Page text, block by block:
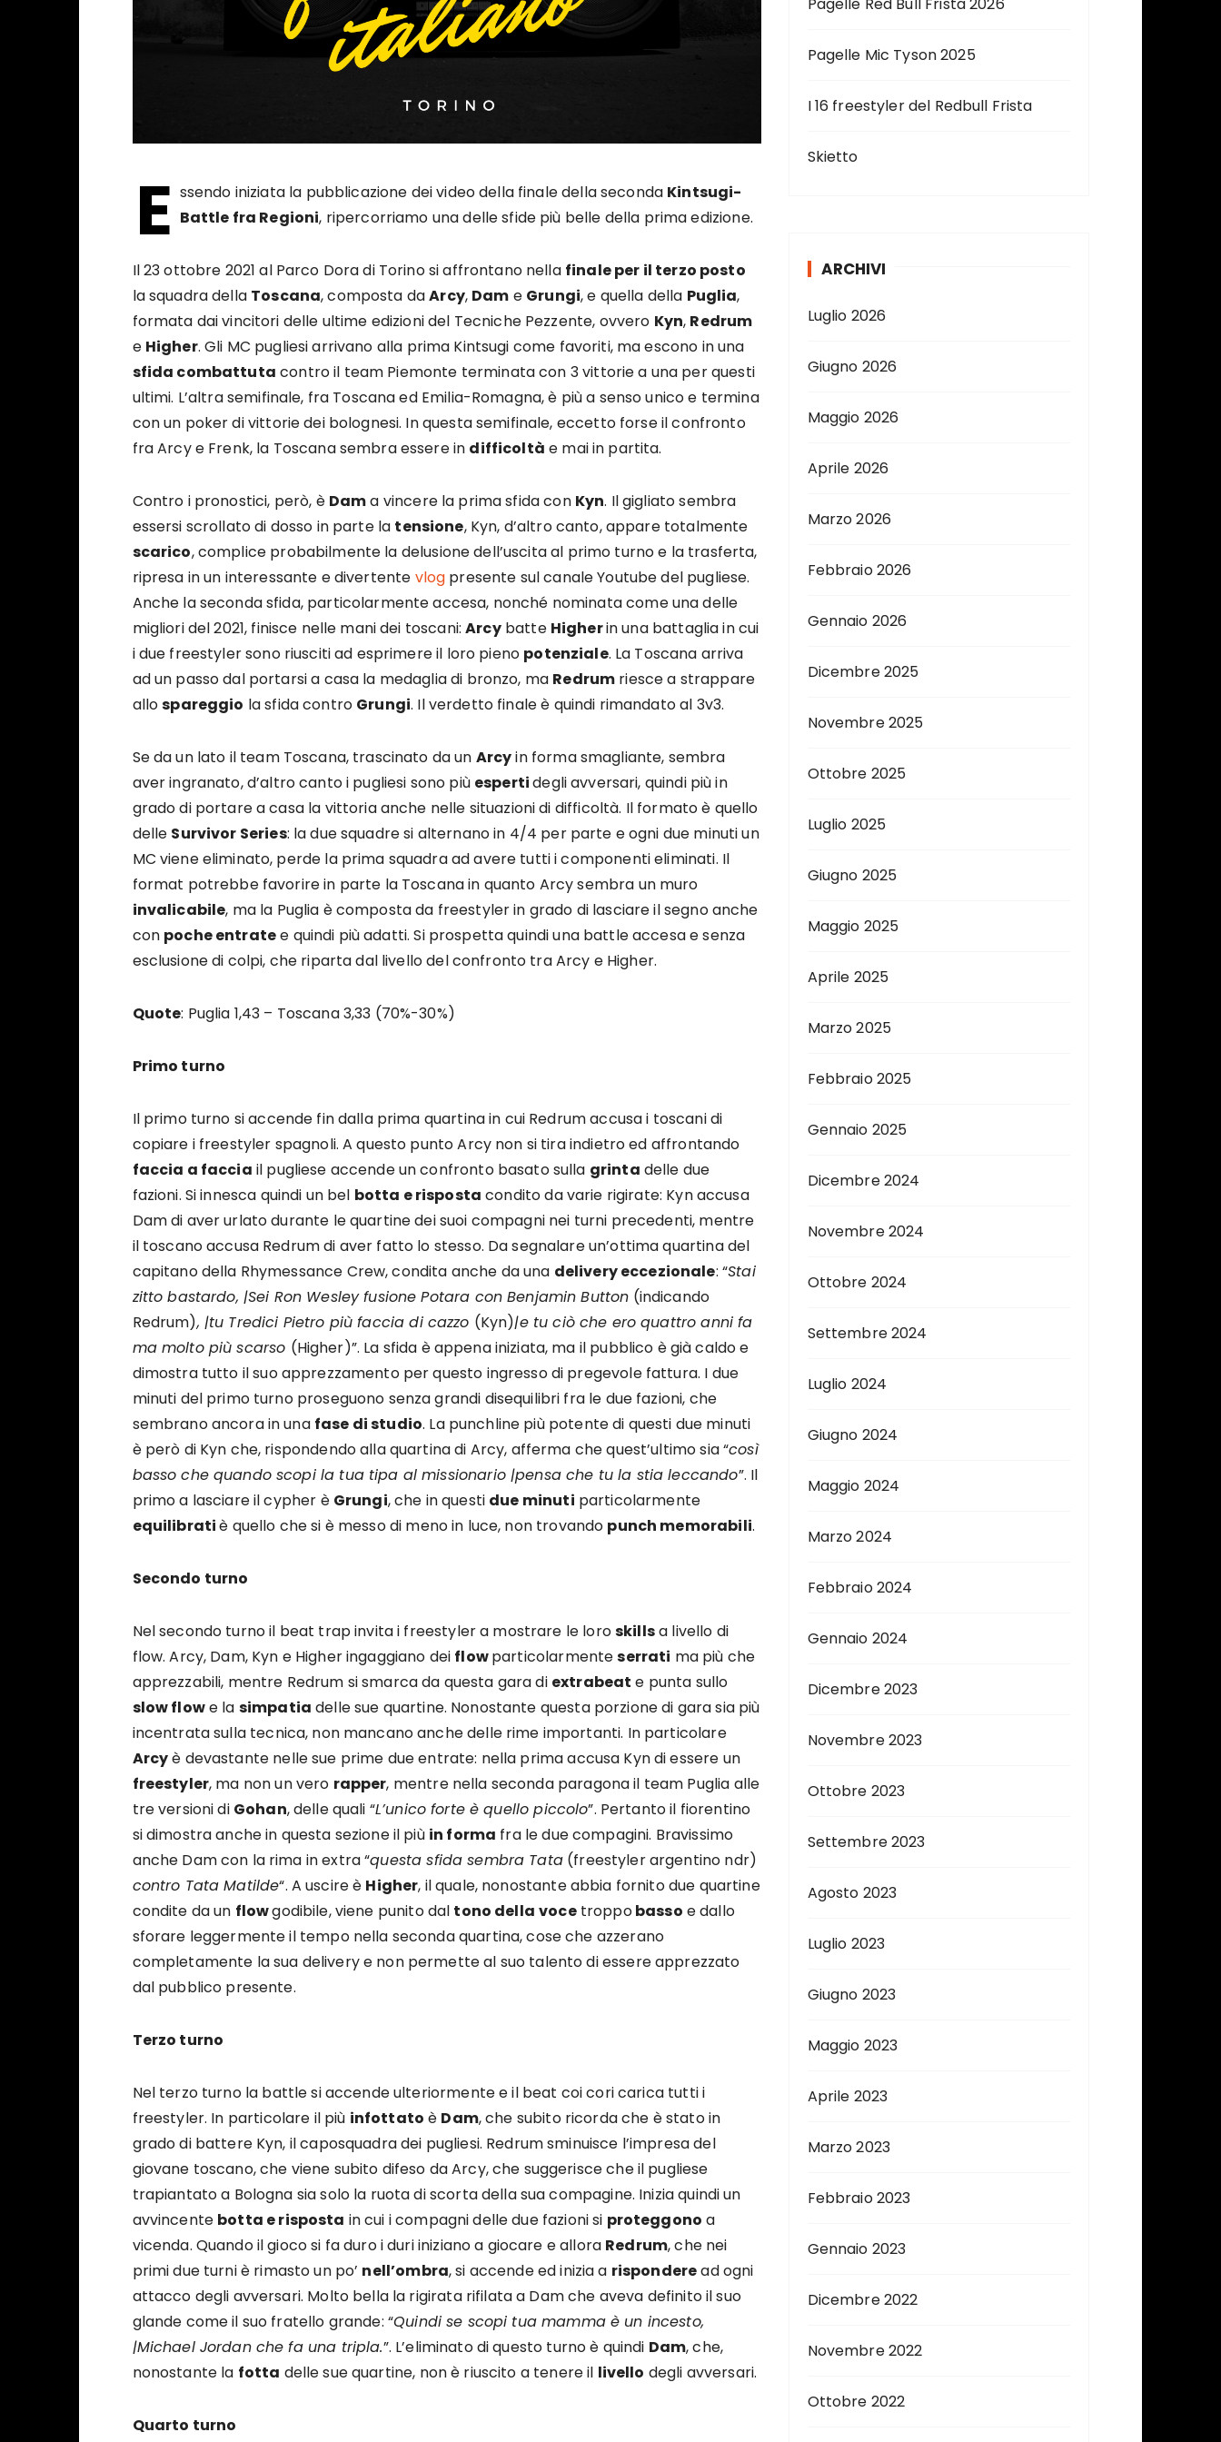
E ssendo iniziata la pubblicazione dei video della finale della seconda Kintsugi-
Battle fra Regioni, ripercorriamo una delle sfide più belle della prima edizione.
Il 23 ottobre 2021 al Parco Dora di Torino si affrontano nella finale per il terzo posto
la squadra della Toscana, composta daArcy, Dam e Grungi, e quella della Puglia,
formata dai vincitori delle ultime edizioni del Tecniche Pezzente, ovvero Kyn, Redrum
e Higher. Gli MC pugliesi arrivano alla prima Kintsugi come favoriti, ma escono in una
sfida combattuta contro il team Piemonte terminata con 3 vittorie a una per questi
ultimi. L’altra semifinale, fra Toscana ed Emilia-Romagna, è più a senso unico e termina
con un poker di vittorie dei bolognesi. In questa semifinale, eccetto forse il confronto
fra Arcy e Frenk, la Toscana sembra essere in difficoltà e mai in partita.
Contro i pronostici, però, è Dama vincere la prima sfida con Kyn. Il gigliato sembra
essersi scrollato di dosso in parte la tensione, Kyn, d’altro canto, appare totalmente
scarico, complice probabilmente la delusione dell’uscita al primo turno e la trasferta,
ripresa in un interessante e divertente vlog presente sul canale Youtube del pugliese.
Anche la seconda sfida, particolarmente accesa, nonché nominata come una delle
migliori del 2021, finisce nelle mani dei toscani:Arcybatte Higherin una battaglia in cui
i due freestyler sono riusciti ad esprimere il loro pieno potenziale. La Toscana arriva
ad un passo dal portarsi a casa la medaglia di bronzo, ma Redrum riesce a strappare
allospareggio la sfida contro Grungi. Il verdetto finale è quindi rimandato al 3v3.
Se da un lato il team Toscana, trascinato da un Arcyin forma smagliante, sembra
aver ingranato, d’altro canto i pugliesi sono più espertidegli avversari, quindi più in
grado di portare a casa la vittoria anche nelle situazioni di difficoltà. Il formato è quello
delle Survivor Series: la due squadre si alternano in 4/4 per parte e ogni due minuti un
MC viene eliminato, perde la prima squadra ad avere tutti i componenti eliminati. Il
format potrebbe favorire in parte la Toscana in quanto Arcy sembra un muro
invalicabile, ma la Puglia è composta da freestyler in grado di lasciare il segno anche
con poche entratee quindi più adatti. Si prospetta quindi una battle accesa e senza
esclusione di colpi, che riparta dal livello del confronto tra Arcy e Higher.
Quote: Puglia 1,43 – Toscana 3,33 (70%-30%)
Primo turno
Il primo turno si accende fin dalla prima quartina in cui Redrum accusa i toscani di
copiare i freestyler spagnoli. A questo punto Arcy non si tira indietro ed affrontando
faccia a faccia il pugliese accende un confronto basato sulla grinta delle due
fazioni. Si innesca quindi un bel botta e risposta condito da varie rigirate: Kyn accusa
Dam di aver urlato durante le quartine dei suoi compagni nei turni precedenti, mentre
il toscano accusa Redrum di aver fatto lo stesso. Da segnalare un’ottima quartina del
capitano della Rhymessance Crew, condita anche da una delivery eccezionale: “Stai
zitto bastardo, |Sei Ron Wesley fusione Potara con Benjamin Button (indicando
Redrum), |tu Tredici Pietro più faccia di cazzo (Kyn)|e tu ciò che ero quattro anni fa
ma molto più scarso (Higher)”. La sfida è appena iniziata, ma il pubblico è già caldo e
dimostra tutto il suo apprezzamento per questo ingresso di pregevole fattura. I due
minuti del primo turno proseguono senza grandi disequilibri fra le due fazioni, che
sembrano ancora in una fase di studio. La punchline più potente di questi due minuti
è però di Kyn che, rispondendo alla quartina di Arcy, afferma che quest’ultimo sia “così
basso che quando scopi la tua tipa al missionario |pensa che tu la stia leccando”. Il
primo a lasciare il cypher è Grungi, che in questi due minuti particolarmente
equilibratiè quello che si è messo di meno in luce, non trovando punch memorabili.
Secondo turno
Nel secondo turno il beat trap invita i freestyler a mostrare le loroskillsa livello di
flow. Arcy, Dam, Kyn e Higher ingaggiano dei flowparticolarmenteserrati ma più che
apprezzabili, mentre Redrum si smarca da questa gara di extrabeat e punta sullo
slow flowe la simpatia delle sue quartine. Nonostante questa porzione di gara sia più
incentrata sulla tecnica, non mancano anche delle rime importanti. In particolare
Arcyè devastante nelle sue prime due entrate: nella prima accusa Kyn di essere un
freestyler, ma non un vero rapper, mentre nella seconda paragona il team Puglia alle
tre versioni di Gohan, delle quali “L’unico forte è quello piccolo”. Pertanto il fiorentino
si dimostra anche in questa sezione il più in forma fra le due compagini. Bravissimo
anche Dam con la rima in extra “questa sfida sembra Tata(freestyler argentino ndr)
contro Tata Matilde“. A uscire è Higher, il quale, nonostante abbia fornito due quartine
condite da un flowgodibile, viene punito dal tono della vocetroppobasso e dallo
sforare leggermente il tempo nella seconda quartina, cose che azzerano
completamente la sua delivery e non permette al suo talento di essere apprezzato
dal pubblico presente.
Terzo turno
Nel terzo turno la battle si accende ulteriormente e il beat coi cori carica tutti i
freestyler. In particolare il più infottato è Dam, che subito ricorda che è stato in
grado di battere Kyn, il caposquadra dei pugliesi. Redrum sminuisce l’impresa del
giovane toscano, che viene subito difeso da Arcy, che suggerisce che il pugliese
trapiantato a Bologna sia solo la ruota di scorta della sua compagine. Inizia quindi un
avvincente botta e risposta in cui i compagni delle due fazioni si proteggono a
vicenda. Quando il gioco si fa duro i duri iniziano a giocare e allora Redrum, che nei
primi due turni è rimasto un po’ nell’ombra, si accende ed inizia a risponderead ogni
attacco degli avversari. Molto bella la rigirata rifilata a Dam che aveva definito il suo
glande come il suo fratello grande: “Quindi se scopi tua mamma è un incesto,
|Michael Jordan che fa una tripla.”. L’eliminato di questo turno è quindi Dam, che,
nonostante la fotta delle sue quartine, non è riuscito a tenere il livello degli avversari.
Quarto turno
Pagelle Mic Tyson 2025
I 16 freestyler del Redbull Frista
Skietto
ARCHIVI
Luglio 2026
Giugno 2026
Maggio 2026
Aprile 2026
Marzo 2026
Febbraio 2026
Gennaio 2026
Dicembre 2025
Novembre 2025
Ottobre 2025
Luglio 2025
Giugno 2025
Maggio 2025
Aprile 2025
Marzo 2025
Febbraio 2025
Gennaio 2025
Dicembre 2024
Novembre 2024
Ottobre 2024
Settembre 2024
Luglio 2024
Giugno 2024
Maggio 2024
Marzo 2024
Febbraio 2024
Gennaio 2024
Dicembre 2023
Novembre 2023
Ottobre 2023
Settembre 2023
Agosto 2023
Luglio 2023
Giugno 2023
Maggio 2023
Aprile 2023
Marzo 2023
Febbraio 2023
Gennaio 2023
Dicembre 2022
Novembre 2022
Ottobre 2022